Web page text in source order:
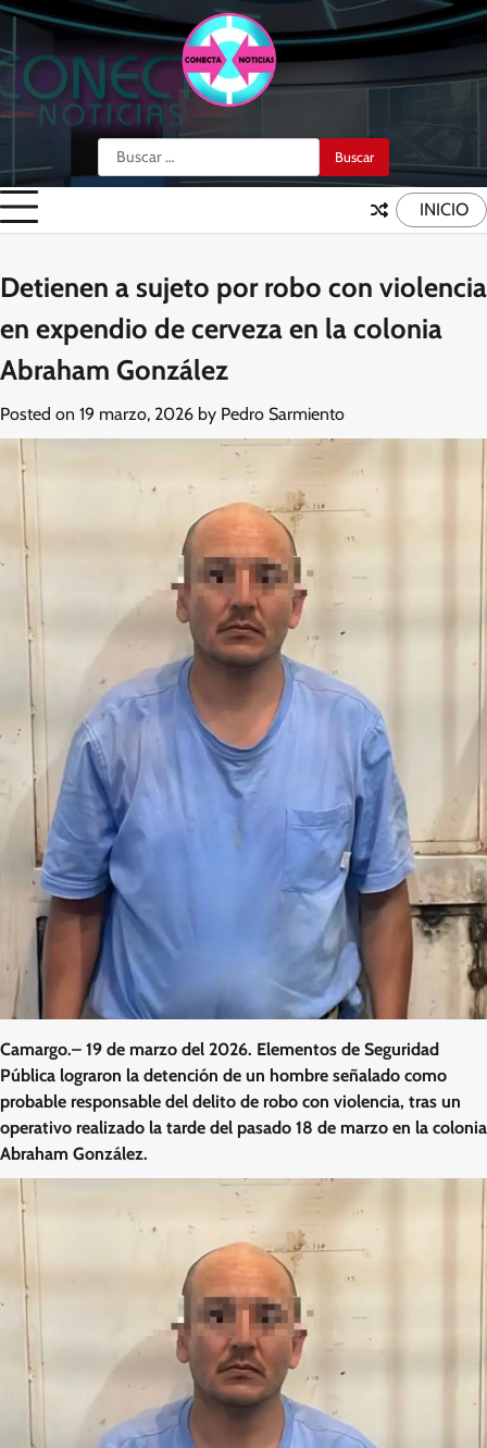
Skip
content
Buscar:
INICIO
Detienen a sujeto por robo con violencia
en expendio de cerveza en la colonia
Abraham González
Posted on 19 marzo, 2026 by Pedro Sarmiento
Camargo.– 19 de marzo del 2026. Elementos de Seguridad
Pública lograron la detención de un hombre señalado como
probable responsable del delito de robo con violencia, tras un
operativo realizado la tarde del pasado 18 de marzo en la colonia
Abraham González.